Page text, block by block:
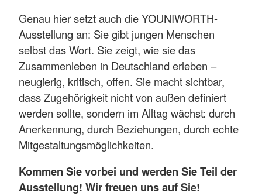
Genau hier setzt auch die YOUNIWORTH-
Ausstellung an: Sie gibt jungen Menschen
selbst das Wort. Sie zeigt, wie sie das
Zusammenleben in Deutschland erleben –
neugierig, kritisch, offen. Sie macht sichtbar,
dass Zugehörigkeit nicht von außen definiert
werden sollte, sondern im Alltag wächst: durch
Anerkennung, durch Beziehungen, durch echte
Mitgestaltungsmöglichkeiten.
Kommen Sie vorbei und werden Sie Teil der
Ausstellung! Wir freuen uns auf Sie!